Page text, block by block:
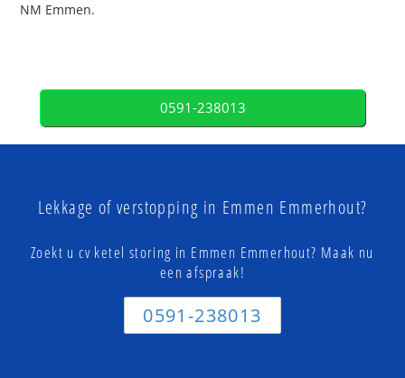
NM Emmen.
0591-238013
Lekkage of verstopping in Emmen Emmerhout?
Zoekt u cv ketel storing in Emmen Emmerhout? Maak nu
een afspraak!
0591-238013